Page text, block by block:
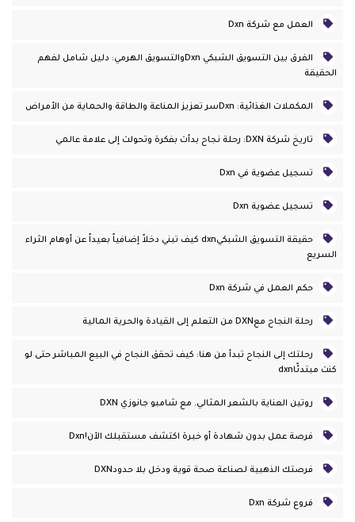
العمل مع شركة Dxn
الفرق بين التسويق الشبكي Dxnوالتسويق الهرمي: دليل شامل لفهم
الحقيقة
المكملات الغذائية: Dxnسر تعزيز المناعة والطاقة والحماية من الأمراض
تاريخ شركة DXN: رحلة نجاح بدأت بفكرة وتحولت إلى علامة عالمي
تسجيل عضوية في Dxn
تسجيل عضوية Dxn
حقيقة التسويق الشبكيdxn كيف تبني دخلاً إضافياً بعيداً عن أوهام الثراء
السريع
حكم العمل في شركة Dxn
رحلة النجاح معDXN من التعلم إلى القيادة والحرية المالية
رحلتك إلى النجاح تبدأ من هنا: كيف تحقق النجاح في البيع المباشر حتى لو
كنت مبتدئًاdxn
روتين العناية بالشعر المثالي. مع شامبو جانوزي DXN
فرصة عمل بدون شهادة أو خبرة اكتشف مستقبلك الآن!dxn
فرصتك الذهبية لصناعة صحة قوية ودخل بلا حدودDXN
فروع شركة Dxn